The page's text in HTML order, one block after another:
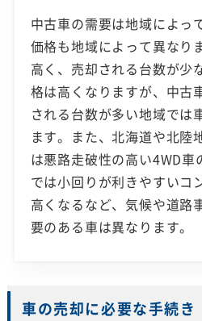
中古車の需要は地域によっ
価格も地域によって異なり
高く、売却される台数が少
格は高くなりますが、中古
される台数が多い地域では
ます。また、北海道や北陸
は悪路走破性の高い4WD
では小回りが利きやすいコ
高くなるなど、気候や道路
要のある車は異なります。
車の売却に必要な手続き